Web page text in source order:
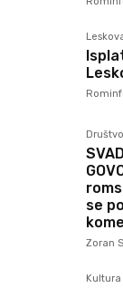
Društvo
se
Zoran
Kultura